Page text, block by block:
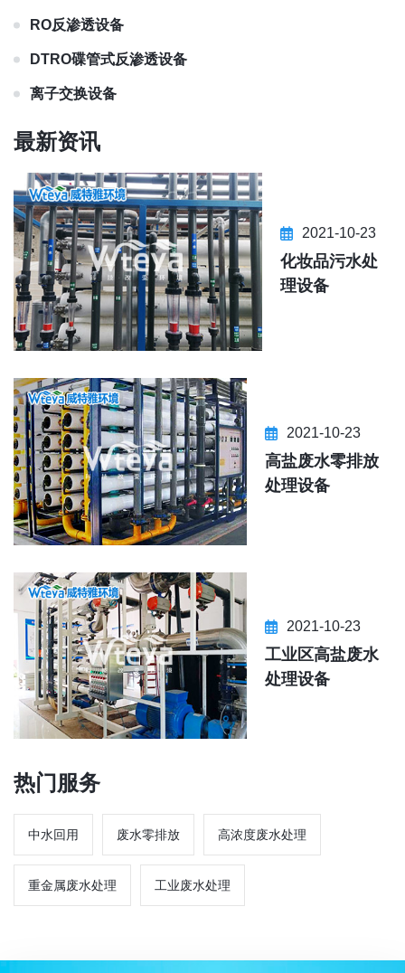
RO反渗透设备
DTRO碟管式反渗透设备
离子交换设备
最新资讯
2021-10-23
化妆品污水处
理设备
2021-10-23
高盐废水零排放
处理设备
2021-10-23
工业区高盐废水
处理设备
热门服务
中水回用 废水零排放 高浓度废水处理
重金属废水处理 工业废水处理